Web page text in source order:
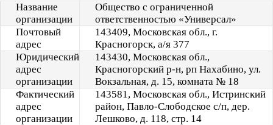
Название
организации
Общество с ограниченной
ответственностью «Универсал»
Почтовый
адрес
143409, Московская обл., г.
Красногорск, а/я 377
Юридический
адрес
организации
143430, Московская обл.,
Красногорский р-н, рп Нахабино, ул.
Вокзальная, д. 15, комната № 18
Фактический
адрес
организации
143581, Московская обл., Истринский
район, Павло-Слободское с/п, дер.
Лешково, д. 118, стр. 14